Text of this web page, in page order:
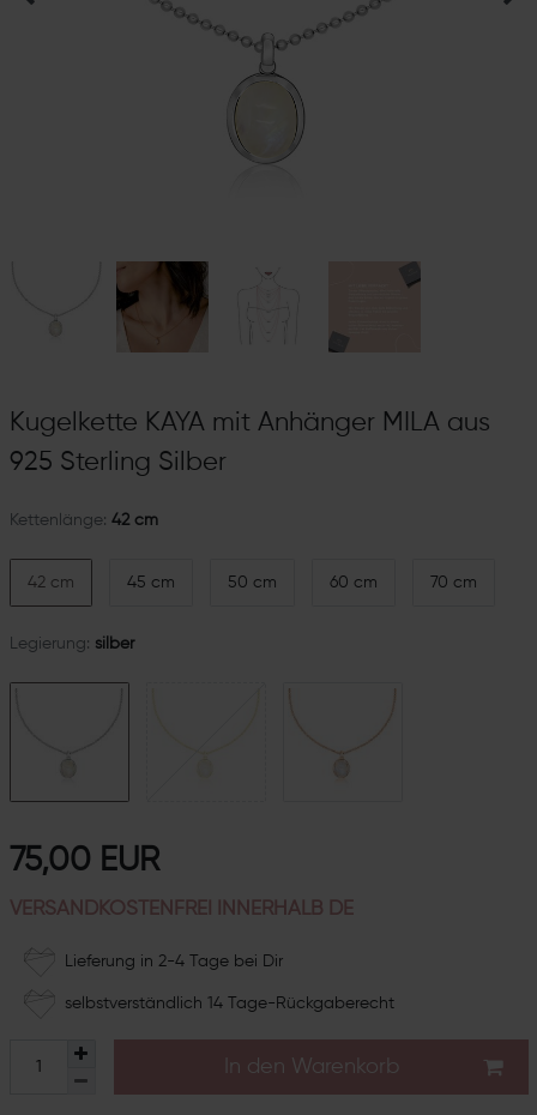
Kugelkette KAYA mit Anhänger MILA aus
925 Sterling Silber
Kettenlänge: 42 cm
42 cm 45 cm 50 cm 60 cm 70 cm
Legierung: silber
75,00 EUR
VERSANDKOSTENFREI INNERHALB DE
Lieferung in 2-4 Tage bei Dir
selbstverständlich 14 Tage-Rückgaberecht
In den Warenkorb